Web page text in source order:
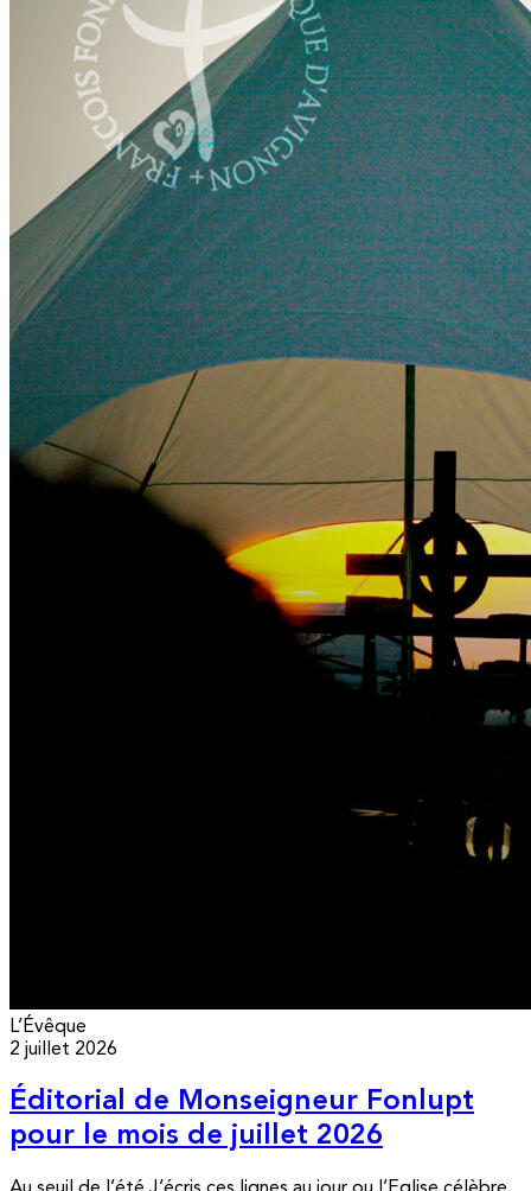
L’Évêque
2 juillet 2026
Éditorial de Monseigneur Fonlupt
pour le mois de juillet 2026